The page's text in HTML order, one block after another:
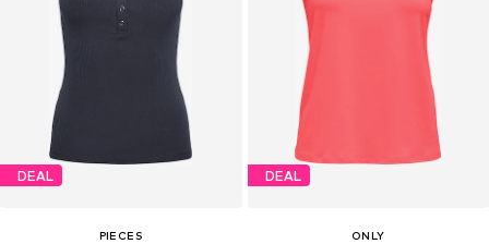
DEAL
PIECES
DEAL
ONLY